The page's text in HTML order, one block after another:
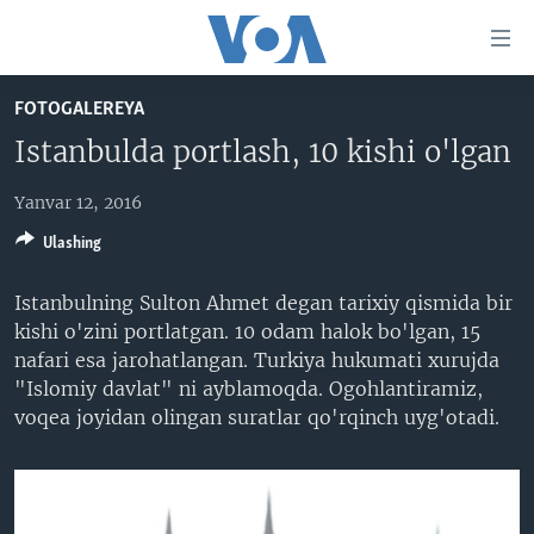
boring
Boshiga
Qidiruvga
AMERIKA
MARKAZIY OSIYO
XALQARO
VATANDOSHLAR
MULTIMEDIA
AMERIKA MANZARALARI
XALQARO HAYOT
VASHINGTON CHOYXONASI
IJTIMOIY TARMOQLAR
FACEBOOK
YOUTUBE
INGLIZ TILI DARSLARI
EDITORIAL
FOTOGALEREYA
Istanbulda portlash, 10 kishi o'lgan
Yanvar 12, 2016
Istanbulning Sulton Ahmet degan tarixiy qismida bir
kishi o'zini portlatgan. 10 odam halok bo'lgan, 15
nafari esa jarohatlangan. Turkiya hukumati xurujda
"Islomiy davlat" ni ayblamoqda. Ogohlantiramiz,
voqea joyidan olingan suratlar qo'rqinch uyg'otadi.
Ulashing